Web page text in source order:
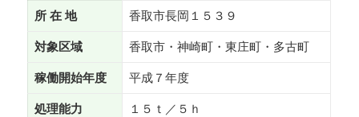
所 在 地
香取市長岡１５３９
対象区域 香取市・神崎町・東庄町・多古町
稼働開始年度 平成７年度
処理能力 １５ｔ／５ｈ